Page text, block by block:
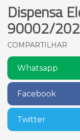
Dispensa
90002/
COMPARTILHAR
Whatsapp
Facebook
Twitter